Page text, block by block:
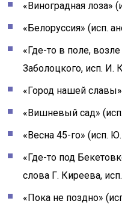
«Виноградная лоза»
«Белоруссия» (исп.
«Где-то в поле,
Заболоцкого, исп. И.
«Город нашей
«Вишневый сад»
«Весна 45-го» (исп.
«Где-то под
слова Г. Киреева,
«Пока не поздно»